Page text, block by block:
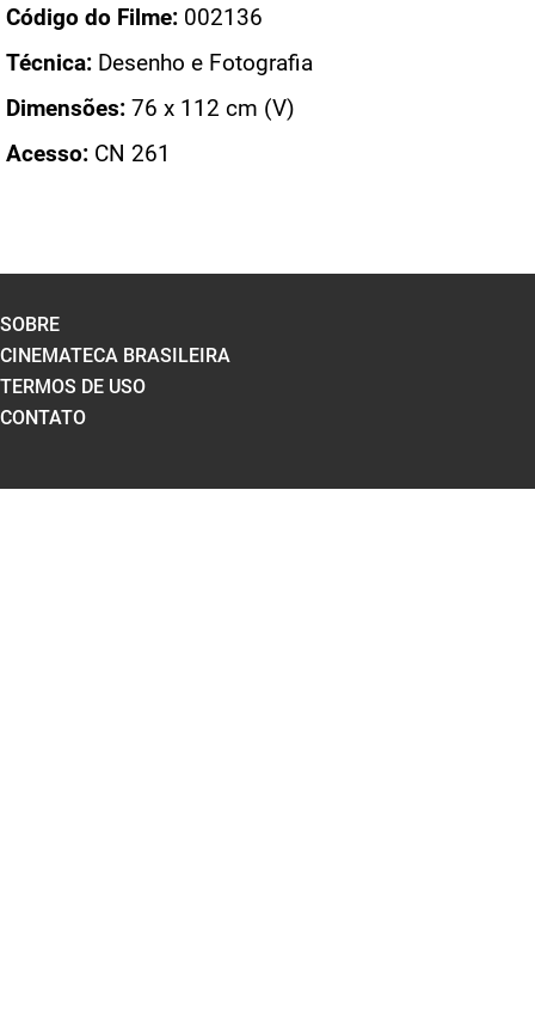
Código do Filme: 002136
Técnica: Desenho e Fotografia
Dimensões: 76 x 112 cm (V)
Acesso: CN 261
SOBRE
CINEMATECA BRASILEIRA
TERMOS DE USO
CONTATO